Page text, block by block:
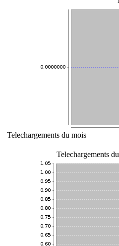
Telechargements du mois
Telechargements